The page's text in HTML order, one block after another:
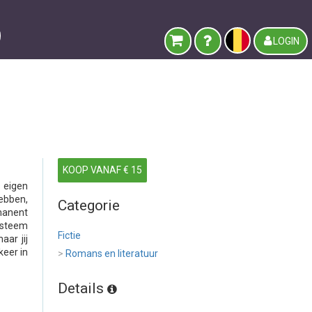
LOGIN
eigen
jij
in
KOOP VANAF € 15
Categorie
Fictie
> Romans en literatuur
Details